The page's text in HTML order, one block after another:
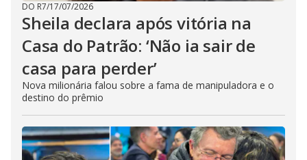
DO R7/17/07/2026
Sheila declara após vitória na
Casa do Patrão: ‘Não ia sair de
casa para perder’
Nova milionária falou sobre a fama de manipuladora e o
destino do prêmio